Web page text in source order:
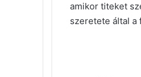
amikor titeket
szeretete által a